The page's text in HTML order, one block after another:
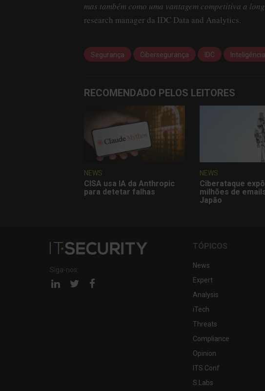
mas também como uma vantagem competitiva a
research manager da IDC Data and Analytics.
Segurança Cibersegurança IDC
RECOMENDADO PELOS LEITORES
NEWS
CISA usa IA da Anthropic
para detetar falhas
NEWS
Ciberataque
milhões de
Japão
Siga-nos:
Página Página
TÓPICOS
News
Expert
Analysis
iTech
Threats
Compliance
Opinion
ITS Conf
S.Labs